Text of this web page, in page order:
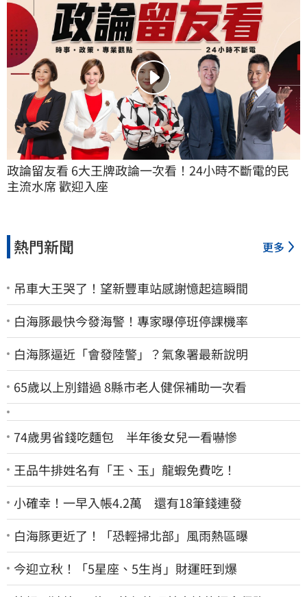
政論留友看 6大王牌政論一次看！24小時不斷電的民
主流水席 歡迎入座
熱門新聞 更多
吊車大王哭了！望新豐車站感謝憶起這瞬間
白海豚最快今發海警！專家曝停班停課機率
白海豚逼近「會發陸警」？氣象署最新說明
65歲以上別錯過 8縣市老人健保補助一次看
74歲男省錢吃麵包 半年後女兒一看嚇慘
王品牛排姓名有「王、玉」龍蝦免費吃！
小確幸！一早入帳4.2萬 還有18筆錢連發
白海豚更近了！「恐輕掃北部」風雨熱區曝
今迎立秋！「5星座、5生肖」財運旺到爆